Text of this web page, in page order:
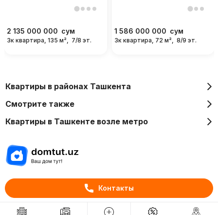
Контакты
2 135 000 000 сум
3к квартира, 135 м², 7/8 эт.
1 586 000 000 сум
3к квартира, 72 м², 8/9 эт.
Квартиры в районах Ташкента
Смотрите также
Квартиры в Ташкенте возле метро
Отдел рекламы
+998 (78) 113-20-86
+998 (93) 390-30-10